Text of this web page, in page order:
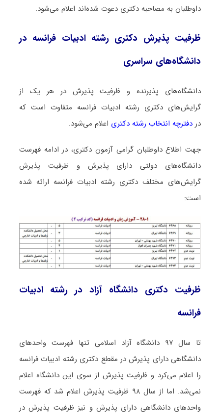
داوطلبان به مصاحبه دکتری دعوت شده‌اند اعلام می‌شود.
ظرفیت پذیرش دکتری رشته ادبیات فراﻧﺴﻪ در
دانشگاه‌های سراسری
دانشگاه‌های پذیرنده و ظرفیت پذیرش در هر یک از
گرایش‌های دکتری رشته ادبیات فراﻧﺴﻪ متفاوت است که
در دفترچه انتخاب رشته دکتری اعلام می‌شود.
جهت اطلاع داوطلبان گرامی آزمون دکتری، در ادامه فهرست
دانشگاه‌های دولتی دارای پذیرش و ظرفیت پذیرش
گرایش‌های مختلف دکتری رشته ادبیات فراﻧﺴﻪ ارائه شده
است:
ظرفیت دکتری دانشگاه آزاد در رشته ادبیات
فراﻧﺴﻪ
تا سال ۹۷ دانشگاه آزاد اسلامی تنها فهرست واحدهای
دانشگاهی دارای پذیرش در مقطع دکتری رشته ادبیات فراﻧﺴﻪ
را اعلام می‌کرد و ظرفیت پذیرش از سوی این دانشگاه اعلام
نمی‌شد. اما از سال ۹۸ ظرفیت پذیرش اعلام شد که فهرست
واحدهای دانشگاهی دارای پذیرش و نیز ظرفیت پذیرش در